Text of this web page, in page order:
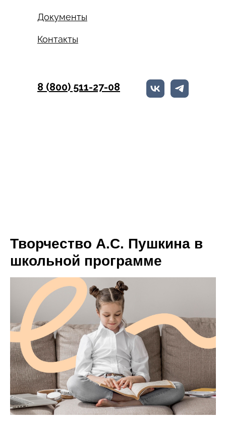
Контакты
Документы
8 (800) 511-27-08
Творчество А.С. Пушкина в
школьной программе